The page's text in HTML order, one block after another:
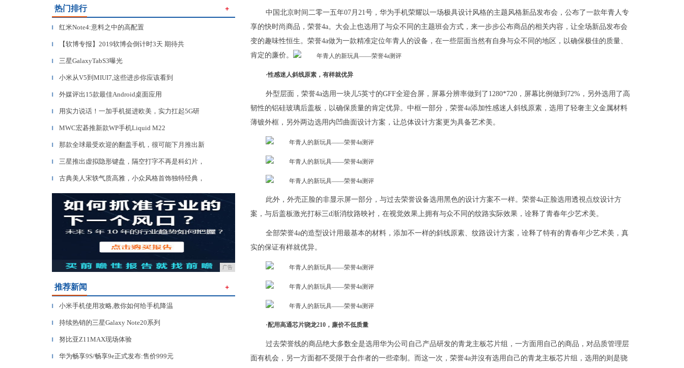
热门排行 ＋
▎ 红米Note4:意料之中的高配置
▎ 【软博专报】2019软博会倒计时3天 期待共
▎ 三星GalaxyTabS3曝光
▎ 小米从V5到MIUI7,这些进步你应该看到
▎ 外媒评出15款最佳Android桌面应用
▎ 用实力说话！一加手机挺进欧美，实力扛起5G研
▎ MWC宏碁推新款WP手机Liquid M22
▎ 那款全球最受欢迎的翻盖手机，很可能下月推出新
▎ 三星推出虚拟隐形键盘，隔空打字不再是科幻片，
▎ 古典美人宋轶气质高雅，小众风格首饰独特经典，
广告
推荐新闻 ＋
▎ 小米手机使用攻略,教你如何给手机降温
▎ 持续热销的三星Galaxy Note20系列
▎ 努比亚Z11MAX现场体验
▎ 华为畅享9S/畅享9e正式发布:售价999元
中国北京时间二零一五年07月21号，华为手机荣耀以一场极具设计风格的主题风格新品发布会，公布了一款年青人专
享的快时尚商品，荣誉4a。大会上也选用了与众不同的主题班会方式，来一步步公布商品的相关内容，让全场新品发布会
变的趣味性恒生。荣誉4a做为一款精准定位年青人的设备，在一些层面当然有自身与众不同的地区，以确保极佳的质量、
肯定的廉价。
·性感迷人斜线原素，有样就优异
外型层面，荣誉4a选用一块儿5英寸的GFF全迎合屏，屏幕分辨率做到了1280*720，屏幕比例做到72%，另外选用了高
韧性的铝硅玻璃后盖板，以确保质量的肯定优异。中框一部分，荣誉4a添加性感迷人斜线原素，选用了轻奢主义金属材料
薄镀外框，另外两边选用内凹曲面设计方案，让总体设计方案更为具备艺术美。
此外，外壳正脸的非显示屏一部分，与过去荣誉设备选用黑色的设计方案不一样。荣誉4a正脸选用透視点纹设计方
案，与后盖板激光打标三d渐消纹路映衬，在视觉效果上拥有与众不同的纹路实际效果，诠释了青春年少艺术美。
全部荣誉4a的造型设计用最基本的材料，添加不一样的斜线原素、纹路设计方案，诠释了特有的青春年少艺术美，真
实的保证有样就优异。
·配用高通芯片骁龙210，廉价不低质量
过去荣誉线的商品绝大多数全是选用华为公司自己产品研发的青龙主板芯片组，一方面用自己的商品，对品质管理层
面有机会，另一方面都不受限于合作者的一些牵制。而这一次，荣誉4a并沒有选用自己的青龙主板芯片组，选用的则是骁